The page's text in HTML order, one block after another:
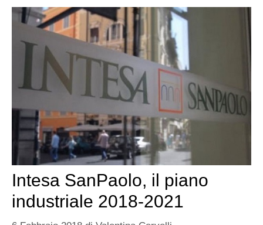
Intesa SanPaolo, il piano
industriale 2018-2021